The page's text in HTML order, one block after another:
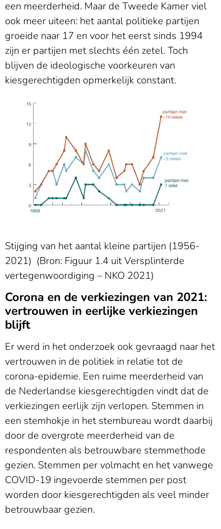
een meerderheid. Maar de Tweede Kamer viel
ook meer uiteen: het aantal politieke partijen
groeide naar 17 en voor het eerst sinds 1994
zijn er partijen met slechts één zetel. Toch
blijven de ideologische voorkeuren van
kiesgerechtigden opmerkelijk constant.
Stijging van het aantal kleine partijen (1956-
2021) (Bron: Figuur 1.4 uit Versplinterde
vertegenwoordiging – NKO 2021)
Corona en de verkiezingen van 2021:
vertrouwen in eerlijke verkiezingen
blijft
Er werd in het onderzoek ook gevraagd naar het
vertrouwen in de politiek in relatie tot de
corona-epidemie. Een ruime meerderheid van
de Nederlandse kiesgerechtigden vindt dat de
verkiezingen eerlijk zijn verlopen. Stemmen in
een stemhokje in het stembureau wordt daarbij
door de overgrote meerderheid van de
respondenten als betrouwbare stemmethode
gezien. Stemmen per volmacht en het vanwege
COVID-19 ingevoerde stemmen per post
worden door kiesgerechtigden als veel minder
betrouwbaar gezien.